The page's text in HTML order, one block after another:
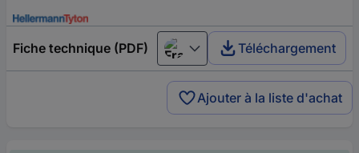
Fiche technique (PDF) Français Téléchargement
Ajouter à la liste d'achat